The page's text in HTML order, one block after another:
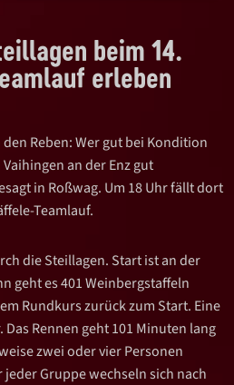
beim 14.
erleben
Reben: Wer gut bei Kondition
an der Enz gut
in Roßwag. Um 18 Uhr fällt dort
Teamlauf.
die Steillagen. Start ist an der
geht es 401 Weinbergstaffeln
Rundkurs zurück zum Start. Eine
Das Rennen geht 101 Minuten lang
zwei oder vier Personen
Gruppe wechseln sich nach